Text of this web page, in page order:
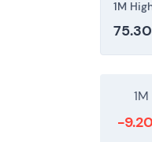
1M
1M
-